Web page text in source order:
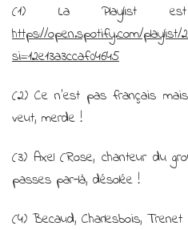
(1) La Playlist
https://open.spotify.com/playlist/
si=12e13a3ccaf04645
(2) Ce n’est pas français
veut, merde !
(3) Axel (Rose, chanteur du
passes par-là, désolée !
(4) Becaud, Charlesbois, Trenet